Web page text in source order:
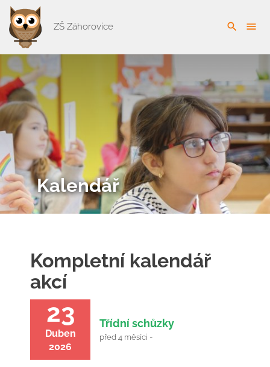
ZŠ Záhorovice search menu
Kalendář
Kompletní kalendář
akcí
23
Duben
2026
Třídní schůzky
před 4 měsíci -